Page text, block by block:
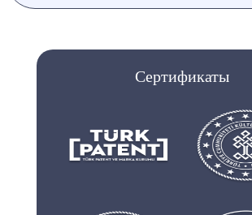
Сертификаты